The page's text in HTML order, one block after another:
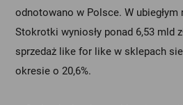
odnotowano w Polsce. W ubiegłym
Stokrotki wyniosły ponad 6,53 mld
sprzedaż like for like w sklepach
okresie o 20,6%.